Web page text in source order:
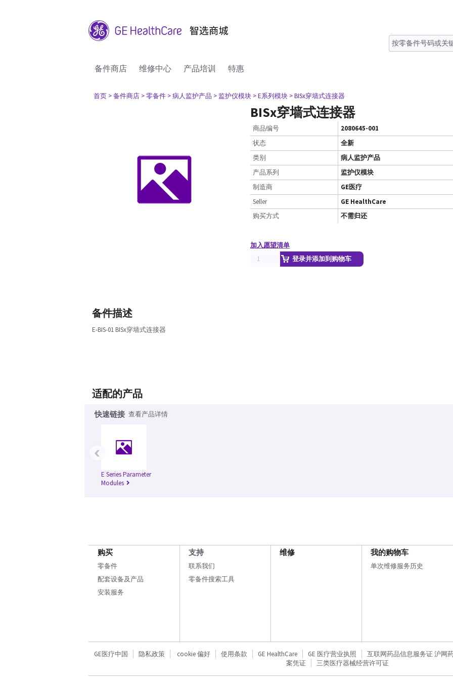
备件商店 维修中心 产品培训 特惠
首页 > 备件商店 > 零备件 > 病人监护产品 > 监护仪模块 > E系列模块 > BISx穿墙式连接器
BISx穿墙式连接器
商品编号
2080645-001
状态
全新
类别
病人监护产品
产品系列
监护仪模块
制造商
GE医疗
Seller
GE HealthCare
购买方式
不需归还
加入愿望清单
登录并添加到购物车
备件描述
E-BIS-01 BISx穿墙式连接器
适配的产品
快速链接 查看产品详情
E Series Parameter
Modules
‹
购买
零备件
配套设备及产品
安装服务
支持
联系我们
零备件搜索工具
维修 我的购物车
单次维修服务历史
GE医疗中国 隐私政策 cookie 偏好 使用条款 GE HealthCare GE 医疗营业执照
互联网药品信息服务证 沪网
案凭证
三类医疗器械经营许可证